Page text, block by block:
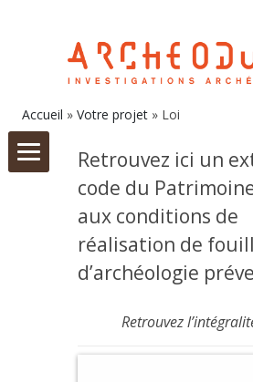
Accueil » Votre projet » Loi
Retrouvez ici un
code du
aux conditions de
réalisation de
d’archéologie
Retrouvez